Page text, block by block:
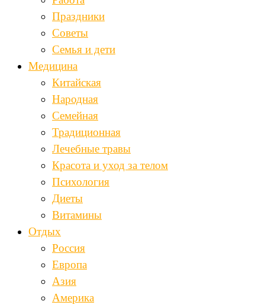
Праздники
Советы
Семья и дети
Медицина
Китайская
Народная
Семейная
Традиционная
Лечебные травы
Красота и уход за телом
Психология
Диеты
Витамины
Отдых
Россия
Европа
Азия
Америка